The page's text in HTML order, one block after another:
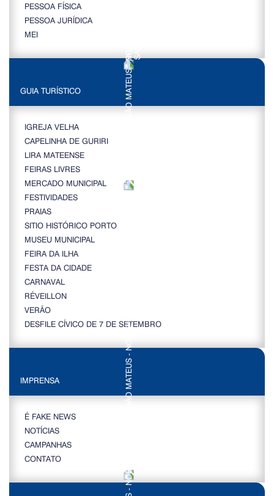
PESSOA FÍSICA
PESSOA JURÍDICA
MEI
GUIA TURÍSTICO
IGREJA VELHA
CAPELINHA DE GURIRI
LIRA MATEENSE
FEIRAS LIVRES
MERCADO MUNICIPAL
FESTIVIDADES
PRAIAS
SITIO HISTÓRICO PORTO
MUSEU MUNICIPAL
FEIRA DA ILHA
FESTA DA CIDADE
CARNAVAL
RÉVEILLON
VERÃO
DESFILE CÍVICO DE 7 DE SETEMBRO
IMPRENSA
É FAKE NEWS
NOTÍCIAS
CAMPANHAS
CONTATO